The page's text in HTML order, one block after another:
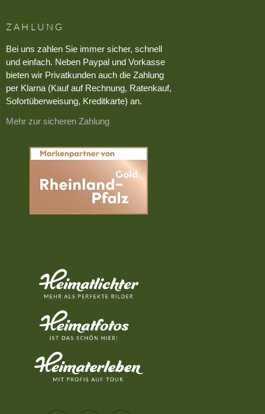
ZAHLUNG
Bei uns zahlen Sie immer sicher, schnell
und einfach. Neben Paypal und Vorkasse
bieten wir Privatkunden auch die Zahlung
per Klarna (Kauf auf Rechnung, Ratenkauf,
Sofortüberweisung, Kreditkarte) an.
Mehr zur sicheren Zahlung